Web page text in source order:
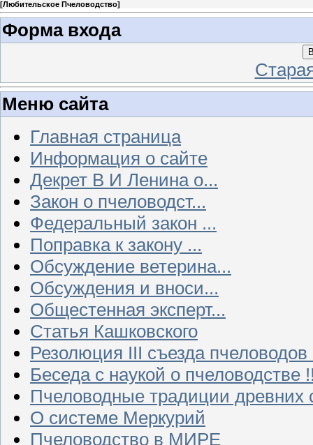
[Любительское Пчеловодство]
Форма входа
Меню сайта
Главная страница
Информация о сайте
Декрет В И Ленина о...
Закон о пчеловодст...
Федеральный закон ...
Поправка к закону ...
Обсуждение ветерина...
Обсуждения и вноси...
Общестенная эксперт...
Статья Кашковского
Резолюция III съезда
Беседа с наукой о пчеловодстве
Пчеловодные традиции древних
О системе Меркурий
Пчеловодство в МИРЕ